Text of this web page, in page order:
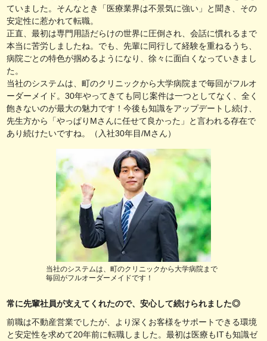
ていました。そんなとき「医療業界は不景気に強い」と聞き、その
安定性に惹かれて転職。
正直、最初は専門用語だらけの世界に圧倒され、会話に慣れるまで
本当に苦労しましたね。でも、先輩に同行して経験を重ねるうち、
病院ごとの特色が掴めるようになり、徐々に面白くなっていきまし
た。
当社のシステムは、町のクリニックから大学病院まで毎回がフルオ
ーダーメイド。30年やってきても同じ案件は一つとしてなく、全く
飽きないのが最大の魅力です！今後も知識をアップデートし続け、
先生方から「やっぱりMさんに任せて良かった」と言われる存在で
あり続けたいですね。（入社30年目/Mさん）
当社のシステムは、町のクリニックから大学病院まで
毎回がフルオーダーメイドです！
常に先輩社員が支えてくれたので、安心して続けられました◎
前職は不動産営業でしたが、より深くお客様をサポートできる環境
と安定性を求めて20年前に転職しました。最初は医療もITも知識ゼ